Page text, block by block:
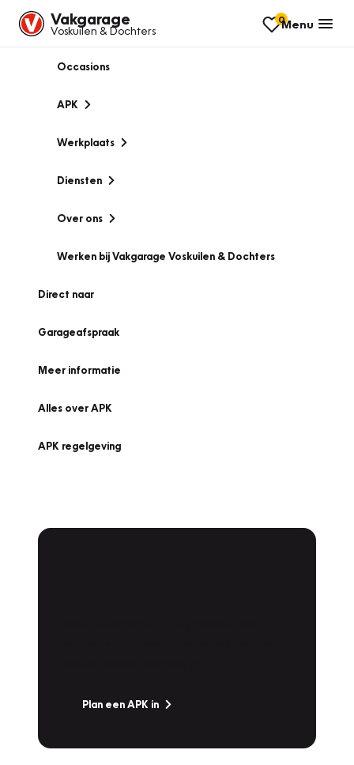
Vakgarage
Voskuilen & Dochters
0Menu
Occasions
APK
Werkplaats
Diensten
Over ons
Werken bij Vakgarage Voskuilen & Dochters
Direct naar
Garageafspraak
Meer informatie
Alles over APK
APK regelgeving
Plan een APK in